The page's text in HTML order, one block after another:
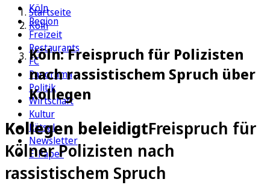
Köln
Region
Freizeit
Restaurants
FC
Panorama
Politik
Wirtschaft
Kultur
Rätsel
Newsletter
E-Paper
Startseite
Köln
Köln: Freispruch für Polizisten
nach rassistischem Spruch über
Kollegen
Kollegen beleidigtFreispruch für
Kölner Polizisten nach
rassistischem Spruch